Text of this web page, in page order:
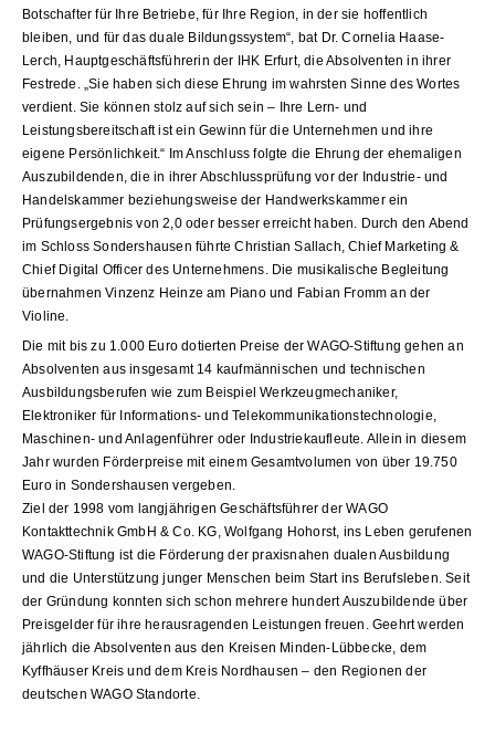
Botschafter für Ihre Betriebe, für Ihre Region, in der sie hoffentlich
bleiben, und für das duale Bildungssystem“, bat Dr. Cornelia Haase-
Lerch, Hauptgeschäftsführerin der IHK Erfurt, die Absolventen in ihrer
Festrede. „Sie haben sich diese Ehrung im wahrsten Sinne des Wortes
verdient. Sie können stolz auf sich sein – Ihre Lern- und
Leistungsbereitschaft ist ein Gewinn für die Unternehmen und ihre
eigene Persönlichkeit.“ Im Anschluss folgte die Ehrung der ehemaligen
Auszubildenden, die in ihrer Abschlussprüfung vor der Industrie- und
Handelskammer beziehungsweise der Handwerkskammer ein
Prüfungsergebnis von 2,0 oder besser erreicht haben. Durch den Abend
im Schloss Sondershausen führte Christian Sallach, Chief Marketing &
Chief Digital Officer des Unternehmens. Die musikalische Begleitung
übernahmen Vinzenz Heinze am Piano und Fabian Fromm an der
Violine.
Die mit bis zu 1.000 Euro dotierten Preise der WAGO-Stiftung gehen an
Absolventen aus insgesamt 14 kaufmännischen und technischen
Ausbildungsberufen wie zum Beispiel Werkzeugmechaniker,
Elektroniker für Informations- und Telekommunikationstechnologie,
Maschinen- und Anlagenführer oder Industriekaufleute. Allein in diesem
Jahr wurden Förderpreise mit einem Gesamtvolumen von über 19.750
Euro in Sondershausen vergeben.
Ziel der 1998 vom langjährigen Geschäftsführer der WAGO
Kontakttechnik GmbH & Co. KG, Wolfgang Hohorst, ins Leben gerufenen
WAGO-Stiftung ist die Förderung der praxisnahen dualen Ausbildung
und die Unterstützung junger Menschen beim Start ins Berufsleben. Seit
der Gründung konnten sich schon mehrere hundert Auszubildende über
Preisgelder für ihre herausragenden Leistungen freuen. Geehrt werden
jährlich die Absolventen aus den Kreisen Minden-Lübbecke, dem
Kyffhäuser Kreis und dem Kreis Nordhausen – den Regionen der
deutschen WAGO Standorte.